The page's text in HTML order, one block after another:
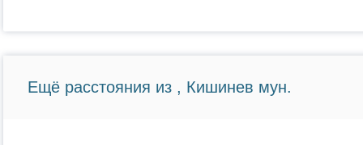
Ещё расстояния из , Кишинев мун.